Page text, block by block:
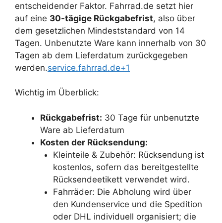
entscheidender Faktor. Fahrrad.de setzt hier
auf eine 30-tägige Rückgabefrist, also über
dem gesetzlichen Mindeststandard von 14
Tagen. Unbenutzte Ware kann innerhalb von 30
Tagen ab dem Lieferdatum zurückgegeben
werden.service.fahrrad.de+1
Wichtig im Überblick:
Rückgabefrist: 30 Tage für unbenutzte
Ware ab Lieferdatum
Kosten der Rücksendung:
Kleinteile & Zubehör: Rücksendung ist
kostenlos, sofern das bereitgestellte
Rücksendeetikett verwendet wird.
Fahrräder: Die Abholung wird über
den Kundenservice und die Spedition
oder DHL individuell organisiert; die